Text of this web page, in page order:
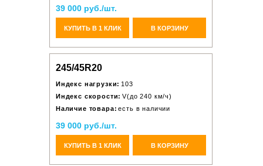
39 000 руб./шт.
КУПИТЬ В 1 КЛИК В КОРЗИНУ
245/45R20
Индекс нагрузки: 103
Индекс скорости: V(до 240 км/ч)
Наличие товара: есть в наличии
39 000 руб./шт.
КУПИТЬ В 1 КЛИК В КОРЗИНУ